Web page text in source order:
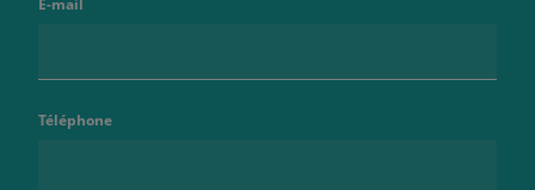
E-mail
Téléphone